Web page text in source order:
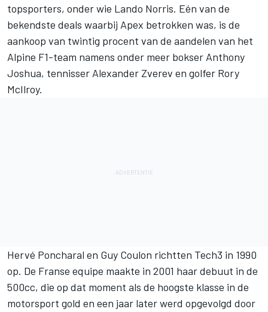
topsporters, onder wie Lando Norris. Eén van de
bekendste deals waarbij Apex betrokken was, is de
aankoop van twintig procent van de aandelen van het
Alpine F1-team namens onder meer bokser Anthony
Joshua, tennisser Alexander Zverev en golfer Rory
McIlroy.
Hervé Poncharal en Guy Coulon richtten Tech3 in 1990
op. De Franse equipe maakte in 2001 haar debuut in de
500cc, die op dat moment als de hoogste klasse in de
motorsport gold en een jaar later werd opgevolgd door